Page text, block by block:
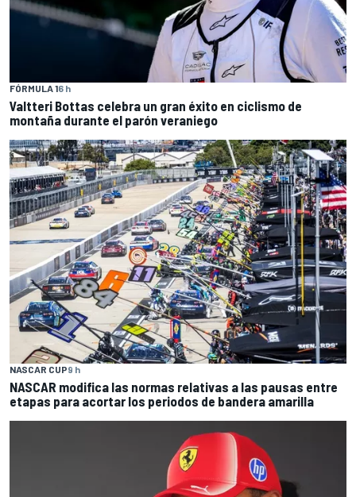
FÓRMULA 16 h
Valtteri Bottas celebra un gran éxito en ciclismo de
montaña durante el parón veraniego
NASCAR CUP9 h
NASCAR modifica las normas relativas a las pausas entre
etapas para acortar los periodos de bandera amarilla